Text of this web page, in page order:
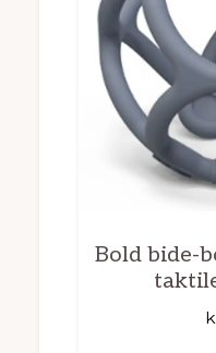
Bold bide-